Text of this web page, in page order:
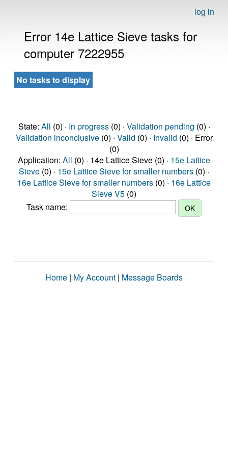
log in
Error 14e Lattice Sieve tasks for
computer 7222955
No tasks to display
State: All (0) · In progress(0) · Validation pending (0) ·
Validation inconclusive(0) · Valid (0) · Invalid (0) · Error
(0)
Application: All (0) · 14e Lattice Sieve (0) · 15e Lattice
Sieve (0) · 15e Lattice Sieve for smaller numbers (0) ·
16e Lattice Sieve for smaller numbers (0) · 16e Lattice
Sieve V5 (0)
Task name:
Home | My Account | Message Boards